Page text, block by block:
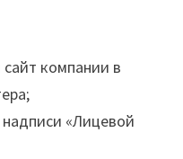
компании в
«Лицевой